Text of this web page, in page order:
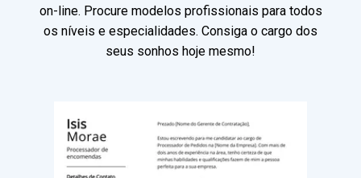
on-line. Procure modelos profissionais para todos
os níveis e especialidades. Consiga o cargo dos
seus sonhos hoje mesmo!